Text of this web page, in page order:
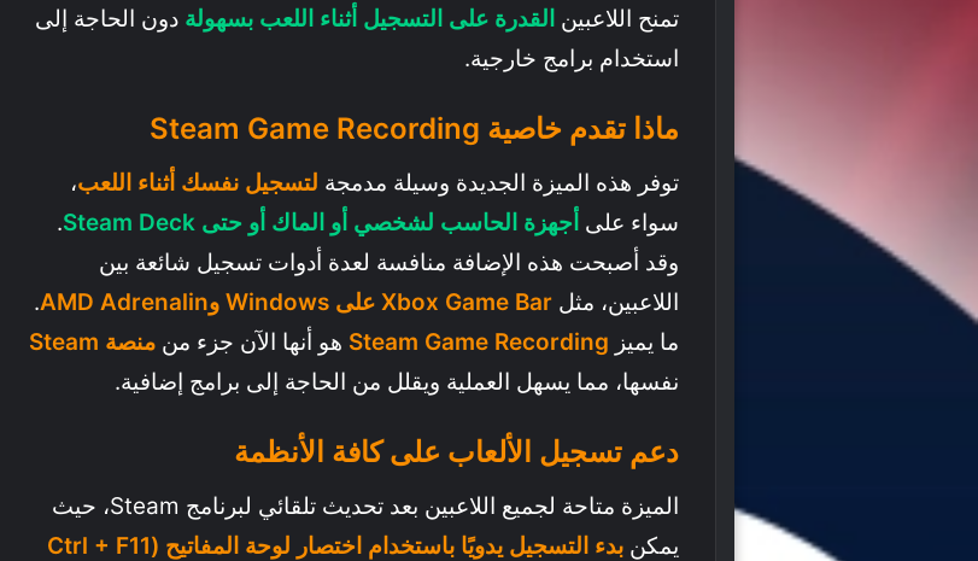
تمنح اللاعبين القدرة على التسجيل أثناء اللعب بسهولة دون الحاجة إلى
استخدام برامج خارجية.
ماذا تقدم خاصية Steam Game Recording
توفر هذه الميزة الجديدة وسيلة مدمجة لتسجيل نفسك أثناء اللعب،
سواء على أجهزة الحاسب لشخصي أو الماك أو حتى Steam Deck
.
وقد أصبحت هذه الإضافة منافسة لعدة أدوات تسجيل شائعة بين
اللاعبين، مثل Xbox Game Bar على Windows وAMD Adrenalin
.
ما يميز Steam Game Recording هو أنها الآن جزء من منصة Steam
نفسها، مما يسهل العملية ويقلل من الحاجة إلى برامج إضافية.
دعم تسجيل الألعاب على كافة الأنظمة
الميزة متاحة لجميع اللاعبين بعد تحديث تلقائي لبرنامج Steam، حيث
يمكن
بدء التسجيل يدويًا باستخدام اختصار لوحة المفاتيح (Ctrl + F11